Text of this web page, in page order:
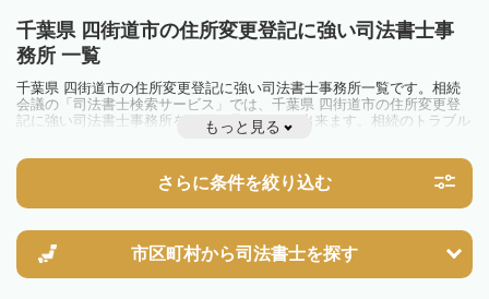
千葉県 四街道市の住所変更登記に強い司法書士事
務所 一覧
千葉県 四街道市の住所変更登記に強い司法書士事務所一覧です。相続
会議の「司法書士検索サービス」では、千葉県 四街道市の住所変更登
記に強い司法書士事務所を一覧で見ることが出来ます。相続のトラブル
やお悩みを抱えている方は一度近隣の司法書士に相談してみましょう。
もっと見る
さらに条件を絞り込む
市区町村から司法書士を探す